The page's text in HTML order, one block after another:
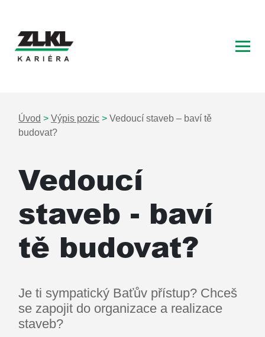
Hlavní navigace
Úvod > Výpis pozic > Vedoucí staveb – baví tě
budovat?
Vedoucí
staveb - baví
tě budovat?
Je ti sympatický Baťův přístup? Chceš
se zapojit do organizace a realizace
staveb?